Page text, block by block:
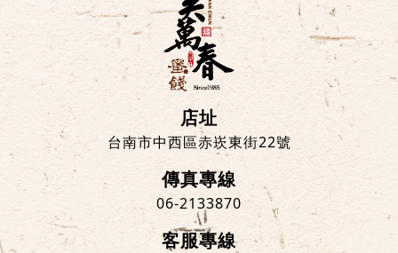
店址
台南市中西區赤崁東街22號
傳真專線
06-2133870
客服專線